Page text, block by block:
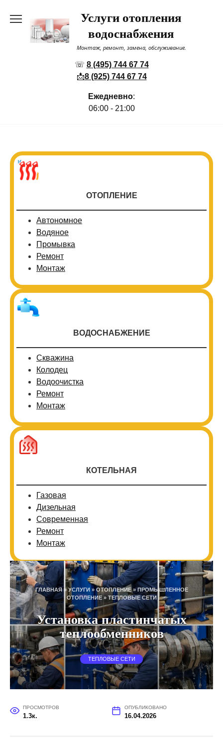
содержанию
Услуги отопления
водоснабжения
Монтаж, ремонт, замена, обслуживание.
☏ 8 (495) 744 67 74
📩8 (925) 744 67 74
Ежедневно:
06:00 - 21:00
ОТОПЛЕНИЕ
Автономное
Водяное
Промывка
Ремонт
Монтаж
ВОДОСНАБЖЕНИЕ
Скважина
Колодец
Водоочистка
Ремонт
Монтаж
КОТЕЛЬНАЯ
Газовая
Дизельная
Современная
Ремонт
Монтаж
ГЛАВНАЯ»УСЛУГИ»ОТОПЛЕНИЕ» ПРОМЫШЛЕННОЕ
ОТОПЛЕНИЕ» ТЕПЛОВЫЕ СЕТИ
Установка пластинчатых
теплообменников
ТЕПЛОВЫЕ СЕТИ
ПРОСМОТРОВ
1.3к.
ОПУБЛИКОВАНО
16.04.2026